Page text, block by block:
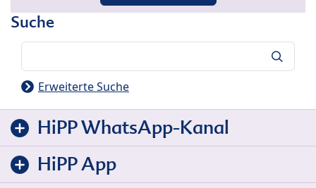
Suche
Erweiterte Suche
HiPP WhatsApp-Kanal
HiPP App